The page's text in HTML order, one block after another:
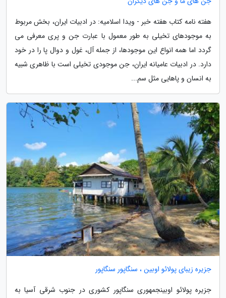
هفته نامه کتاب هفته خبر - ویدا اسلامیه: در ادبیات ایران، بخش مربوط
به موجودهای تخیلی به طور معمول با عبارت جن و پری معرفی می
گردد اما همه انواع این موجودها، از جمله آل، غول و دوال پا را در خود
دارد. در ادبیات عامیانه ایران، جن موجودی تخیلی است با ظاهری شبیه
به انسان و پاهایی مثل سم...
جزیره زیبای پولائو اوبین ، سنگاپور سنگاپور
جزیره پولائو اوبینجمهوری سنگاپور کشوری در جنوب شرقی آسیا به